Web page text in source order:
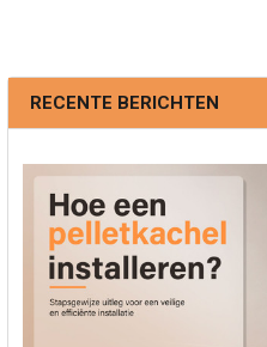
RECENTE BERICHTEN